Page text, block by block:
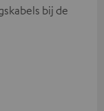
bij de